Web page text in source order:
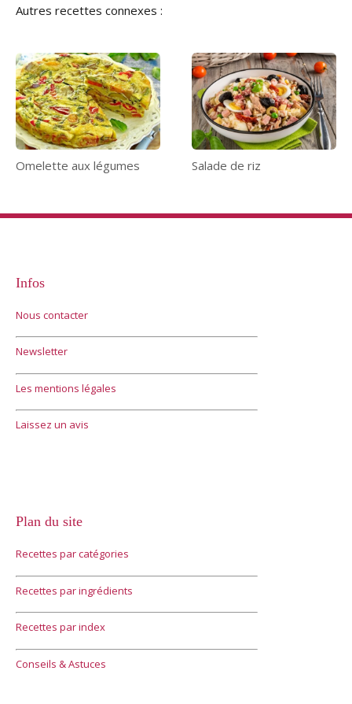
Autres recettes connexes :
Omelette aux légumes Salade de riz
Infos
Nous contacter
Newsletter
Les mentions légales
Laissez un avis
Plan du site
Recettes par catégories
Recettes par ingrédients
Recettes par index
Conseils & Astuces